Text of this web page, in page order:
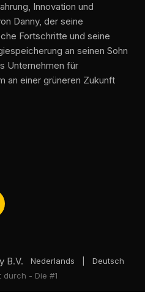
Innovation und
Danny, der seine
Fortschritte und seine
an seinen Sohn
Unternehmen für
an einer grüneren Zukunft
B.V. Nederlands
Deutsch
durch - Die #1